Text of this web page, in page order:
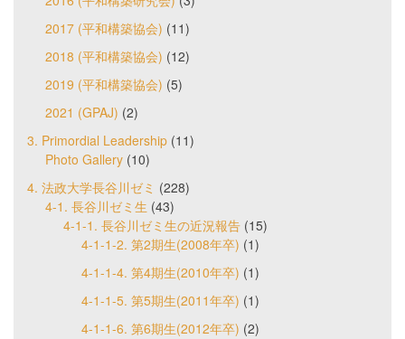
2017 (平和構築協会) (11)
2018 (平和構築協会) (12)
2019 (平和構築協会) (5)
2021 (GPAJ) (2)
3. Primordial Leadership (11)
Photo Gallery (10)
4. 法政大学長谷川ゼミ (228)
4-1. 長谷川ゼミ生 (43)
4-1-1. 長谷川ゼミ生の近況報告 (15)
4-1-1-2. 第2期生(2008年卒) (1)
4-1-1-4. 第4期生(2010年卒) (1)
4-1-1-5. 第5期生(2011年卒) (1)
4-1-1-6. 第6期生(2012年卒) (2)